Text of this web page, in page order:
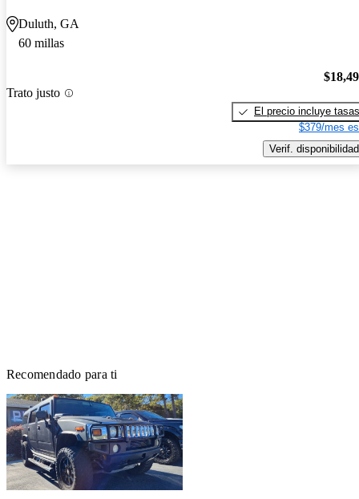
Duluth, GA
60 millas
Trato justo
El precio incluye tasas
$379/mes
Verif. disponibilidad
Recomendado para ti